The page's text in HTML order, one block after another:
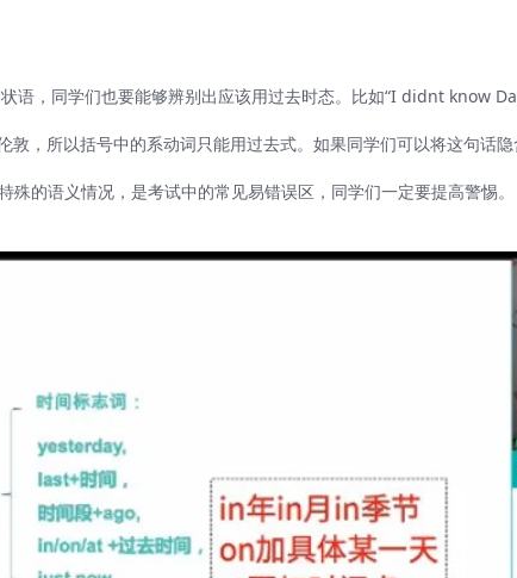
语，同学们也要能够辨别出应该用过去时态。比如“I didnt know
敦，所以括号中的系动词只能用过去式。如果同学们可以将这句话
的语义情况，是考试中的常见易错误区，同学们一定要提高警惕。